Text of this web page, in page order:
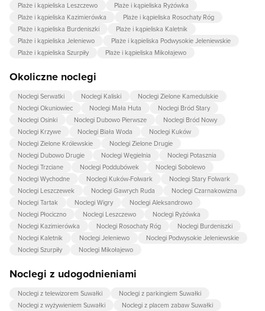
Plaże i kąpieliska Leszczewo
Plaże i kąpieliska Ryżówka
Plaże i kąpieliska Kazimierówka
Plaże i kąpieliska Rosochaty Róg
Plaże i kąpieliska Burdeniszki
Plaże i kąpieliska Kaletnik
Plaże i kąpieliska Jeleniewo
Plaże i kąpieliska Podwysokie Jeleniewskie
Plaże i kąpieliska Szurpiły
Plaże i kąpieliska Mikołajewo
Okoliczne noclegi
Noclegi Serwatki Noclegi Kaliski
Noclegi Zielone Kamedulskie
Noclegi Okuniowiec
Noclegi Mała Huta
Noclegi Bród Stary
Noclegi Osinki
Noclegi Dubowo Pierwsze
Noclegi Bród Nowy
Noclegi Krzywe
Noclegi Biała Woda
Noclegi Kuków
Noclegi Zielone Królewskie
Noclegi Zielone Drugie
Noclegi Dubowo Drugie
Noclegi Węgielnia
Noclegi Potasznia
Noclegi Trzciane
Noclegi Poddubówek
Noclegi Sobolewo
Noclegi Wychodne
Noclegi Kuków-Folwark
Noclegi Stary Folwark
Noclegi Leszczewek
Noclegi Gawrych Ruda
Noclegi Czarnakowizna
Noclegi Tartak
Noclegi Wigry
Noclegi Aleksandrowo
Noclegi Płociczno
Noclegi Leszczewo
Noclegi Ryżówka
Noclegi Kazimierówka
Noclegi Rosochaty Róg
Noclegi Burdeniszki
Noclegi Kaletnik
Noclegi Jeleniewo
Noclegi Podwysokie Jeleniewskie
Noclegi Szurpiły
Noclegi Mikołajewo
Noclegi z udogodnieniami
Noclegi z telewizorem Suwałki
Noclegi z parkingiem Suwałki
Noclegi z wyżywieniem Suwałki
Noclegi z placem zabaw Suwałki